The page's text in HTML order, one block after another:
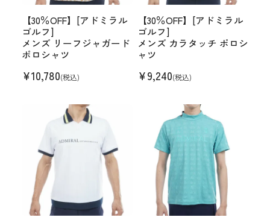
【30％OFF】[アドミラル
ゴルフ]
メンズ リーフジャガード
ポロシャツ
¥10,780(税込)
【30％OFF】[アドミラル
ゴルフ]
メンズ カラタッチ ポロシ
ャツ
¥9,240(税込)